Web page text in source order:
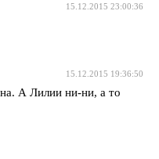
15.12.2015 23:00:36
15.12.2015 19:36:50
А Лилии ни-ни, а то